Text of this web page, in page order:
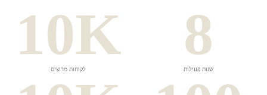
8
שנות פעילות
10K
לקוחות מרוצים